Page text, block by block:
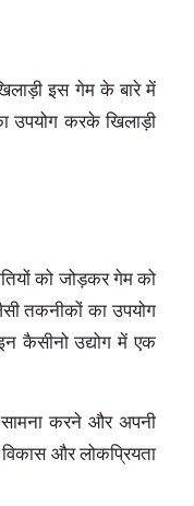
इस गेम के बारे में
उपयोग करके खिलाड़ी
को जोड़कर गेम को
तकनीकों का उपयोग
उद्योग में एक
करने और अपनी
और लोकप्रियता